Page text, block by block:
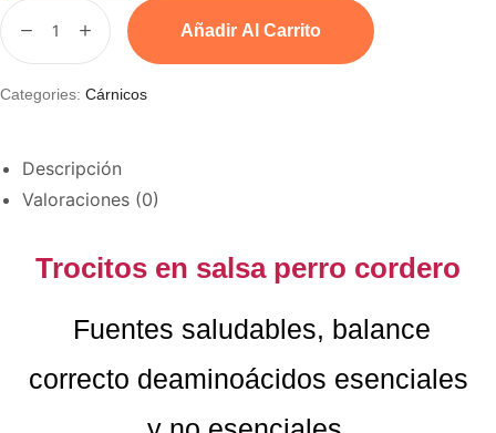
Añadir Al Carrito
Categories: Cárnicos
Descripción
Valoraciones (0)
Trocitos en salsa perro cordero
Fuentes saludables, balance
correcto deaminoácidos esenciales